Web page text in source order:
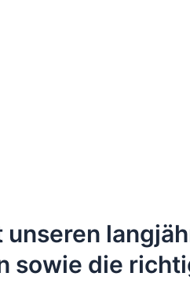
sowie die